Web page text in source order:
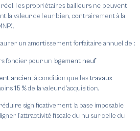
réel, les propriétaires bailleurs ne peuvent
la valeur de leur bien, contrairement à la
un amortissement forfaitaire annuel de :
foncier pour un logement neuf
ancien, à condition que lestravaux
15 %de la valeur d’acquisition.
significativement la base imposable
l’attractivité fiscale du nu sur celle du